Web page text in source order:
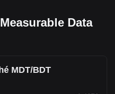
Data
MDT/BDT